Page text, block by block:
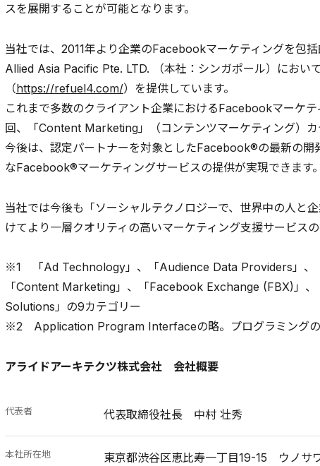
スを展開することが可能となります。
当社では、2011年より企業のFacebookマーケティングを包
Allied Asia Pacific Pte. LTD. （本社：シンガポール）におい
（https://refuel4.com/）を提供しています。
これまで多数のクライアント企業におけるFacebookマーケ
回、「Content Marketing」（コンテンツマーケティング）
今後は、認定パートナーを対象としたFacebook®の最新の
なFacebook®マーケティングサービスの提供が実現できます
当社では今後も「ソーシャルテクノロジーで、世界中の人と
けてより一層クオリティの高いマーケティング支援サービスの
※1 「Ad Technology」、「Audience Data Providers」、
「Content Marketing」、「Facebook Exchange (FBX)」
Solutions」の9カテゴリー
※2 Application Program Interfaceの略。プログラミングの
アライドアーキテクツ株式会社 会社概要
代表者 代表取締役社長 中村 壮秀
本社所在地 東京都渋谷区恵比寿一丁目19-15 ウノサ